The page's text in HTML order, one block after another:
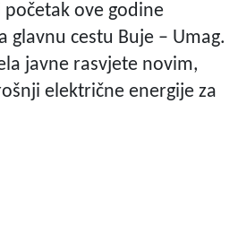
ove godine
cestu Buje – Umag.
javne rasvjete novim,
električne energije za